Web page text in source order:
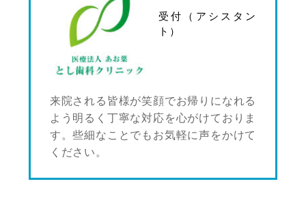
受付（アシスタン
ト）
来院される皆様が笑顔でお帰りになれる
よう明るく丁寧な対応を心がけておりま
す。些細なことでもお気軽に声をかけて
ください。